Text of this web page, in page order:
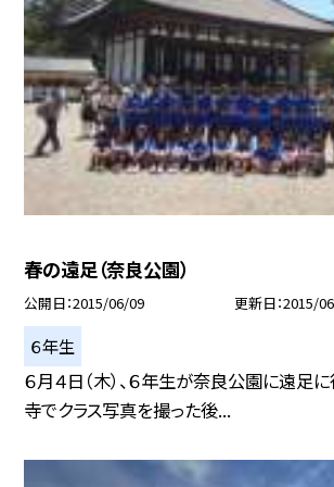
春の遠足（奈良公園）
公開日 2015/06/09 更新日 2015/
６年生
６月４日（木）、６年生が奈良公園に遠足
寺でクラス写真を撮った後...